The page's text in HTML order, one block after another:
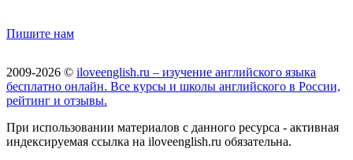
Пишите нам
2009-2026 © iloveenglish.ru – изучение английского языка
бесплатно онлайн. Все курсы и школы английского в России,
рейтинг и отзывы.
При использовании материалов с данного ресурса - активная
индексируемая ссылка на iloveenglish.ru обязательна.